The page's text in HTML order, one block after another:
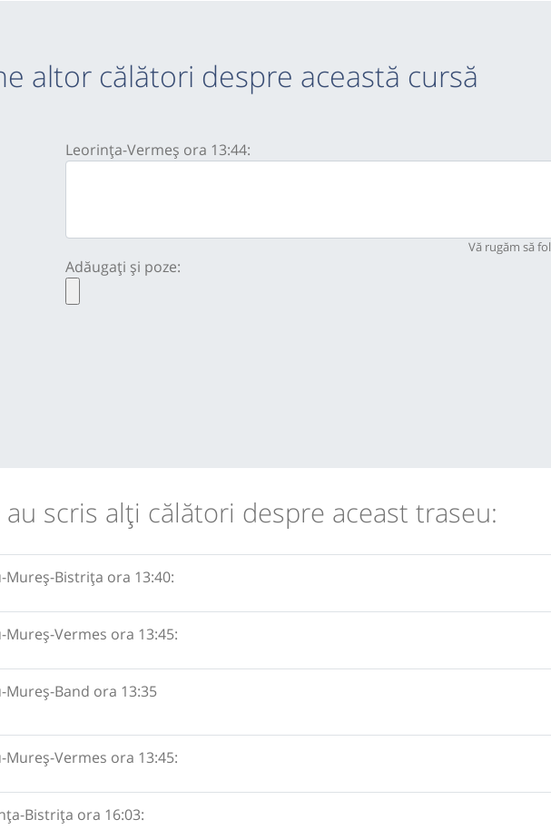
altor călători despre această cursă
Leorința-Vermeș ora 13:44:
Vă rugăm să
Adăugați și poze:
au scris alţi călători despre aceast traseu:
Mureș-Bistrița ora 13:40:
Mureș-Vermes ora 13:45:
Mureș-Band ora 13:35
Mureș-Vermes ora 13:45:
Bistrița ora 16:03: